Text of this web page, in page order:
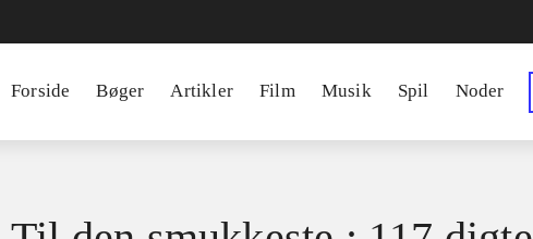
Forside Bøger Artikler Film Musik Spil Noder